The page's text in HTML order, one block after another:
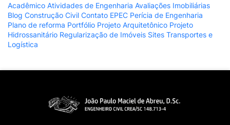
Acadêmico Atividades de Engenharia Avaliações Imobiliárias
Blog Construção Civil Contato EPEC Perícia de Engenharia
Plano de reforma Portfólio Projeto Arquitetônico Projeto
Hidrossanitário Regularização de Imóveis Sites Transportes e
Logística